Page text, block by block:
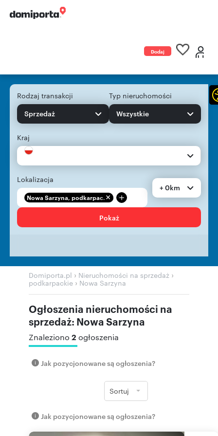
Dodaj
Rodzaj transakcji
Sprzedaż
Typ nieruchomości
Wszystkie
Kraj
Lokalizacja
Nowa Sarzyna, podkarpac... +
+ 0km
Pokaż
Domiporta.pl › Nieruchomości na sprzedaż ›
podkarpackie › Nowa Sarzyna
Ogłoszenia nieruchomości na
sprzedaż: Nowa Sarzyna
Znaleziono 2 ogłoszenia
Jak pozycjonowane są ogłoszenia?
Sortuj
Jak pozycjonowane są ogłoszenia?